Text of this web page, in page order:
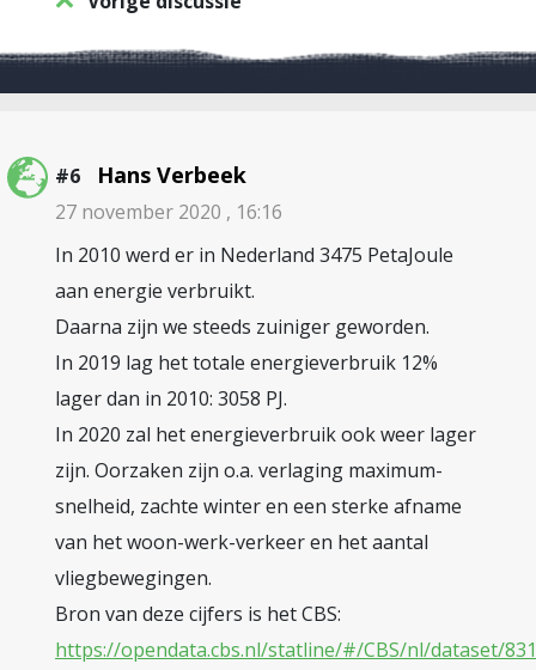
#6 Hans Verbeek
27 november 2020 , 16:16
In 2010 werd er in Nederland 3475 PetaJoule
aan energie verbruikt.
Daarna zijn we steeds zuiniger geworden.
In 2019 lag het totale energieverbruik 12%
lager dan in 2010: 3058 PJ.
In 2020 zal het energieverbruik ook weer lager
zijn. Oorzaken zijn o.a. verlaging maximum-
snelheid, zachte winter en een sterke afname
van het woon-werk-verkeer en het aantal
vliegbewegingen.
Bron van deze cijfers is het CBS:
https://opendata.cbs.nl/statline/#/CBS/nl/dataset/